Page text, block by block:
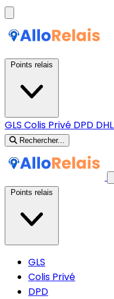
GLS Colis Privé DPD DHL
Rechercher...
GLS
Colis Privé
DPD